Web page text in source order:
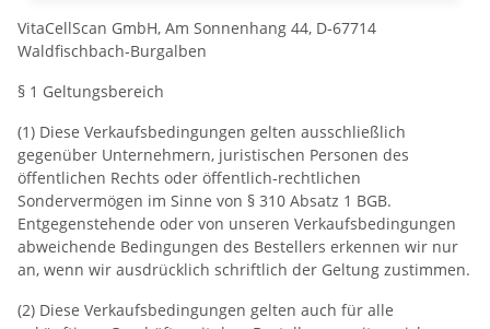
VitaCellScan GmbH, Am Sonnenhang 44, D‐67714
Waldfischbach-Burgalben
§ 1 Geltungsbereich
(1) Diese Verkaufsbedingungen gelten ausschließlich
gegenüber Unternehmern, juristischen Personen des
öffentlichen Rechts oder öffentlich‐rechtlichen
Sondervermögen im Sinne von § 310 Absatz 1 BGB.
Entgegenstehende oder von unseren Verkaufsbedingungen
abweichende Bedingungen des Bestellers erkennen wir nur
an, wenn wir ausdrücklich schriftlich der Geltung zustimmen.
(2) Diese Verkaufsbedingungen gelten auch für alle